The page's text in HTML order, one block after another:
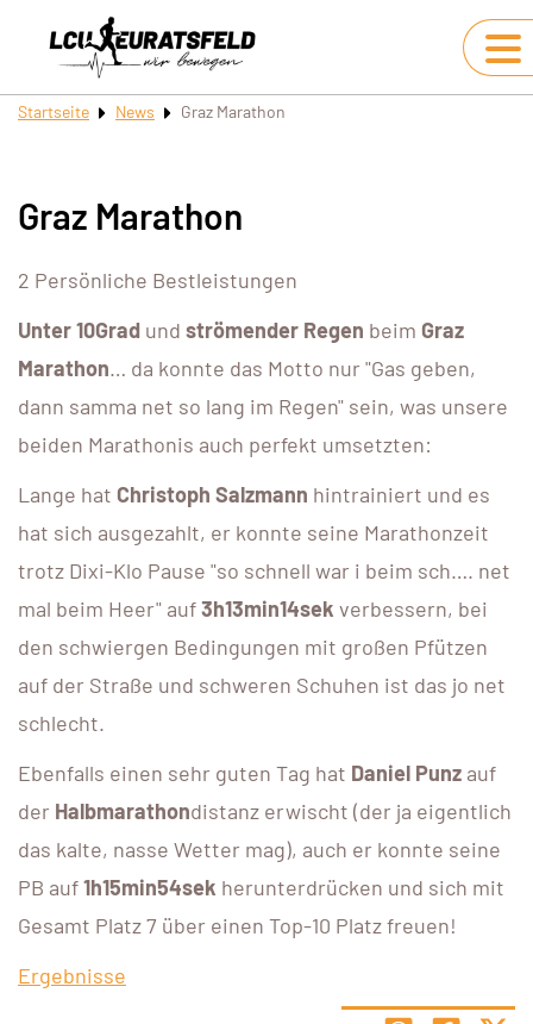
Startseite News Graz Marathon
Graz Marathon
2 Persönliche Bestleistungen
Unter 10Grad und strömender Regen beim Graz
Marathon… da konnte das Motto nur "Gas geben,
dann samma net so lang im Regen" sein, was unsere
beiden Marathonis auch perfekt umsetzten:
Lange hat Christoph Salzmann hintrainiert und es
hat sich ausgezahlt, er konnte seine Marathonzeit
trotz Dixi-Klo Pause "so schnell war i beim sch…. net
mal beim Heer" auf3h13min14sek verbessern, bei
den schwiergen Bedingungen mit großen Pfützen
auf der Straße und schweren Schuhen ist das jo net
schlecht.
Ebenfalls einen sehr guten Tag hat Daniel Punz auf
der Halbmarathondistanz erwischt (der ja eigentlich
das kalte, nasse Wetter mag), auch er konnte seine
PB auf1h15min54sek herunterdrücken und sich mit
Gesamt Platz 7 über einen Top-10 Platz freuen!
Ergebnisse